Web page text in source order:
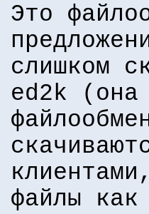
Это
слишком
ed2k (она
файлы